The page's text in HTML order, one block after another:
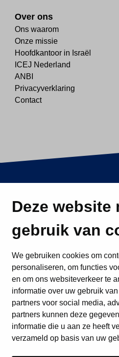
Deze website
gebruik van
We gebruiken cookies om
personaliseren, om functies
en om ons websiteverkeer te
informatie over uw gebruik
partners voor social media,
partners kunnen deze
informatie die u aan ze heeft
verzameld op basis van uw
Over ons
Ons waarom
Onze missie
Hoofdkantoor in Israël
ICEJ Nederland
ANBI
Privacyverklaring
Contact